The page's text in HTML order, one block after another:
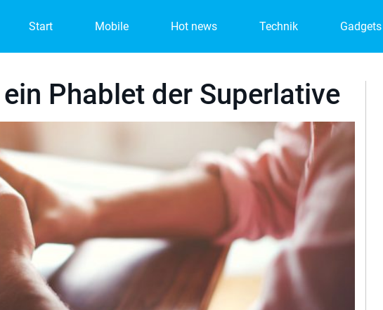
Start Mobile Hot news Technik Gadgets
Phablet der Superlative